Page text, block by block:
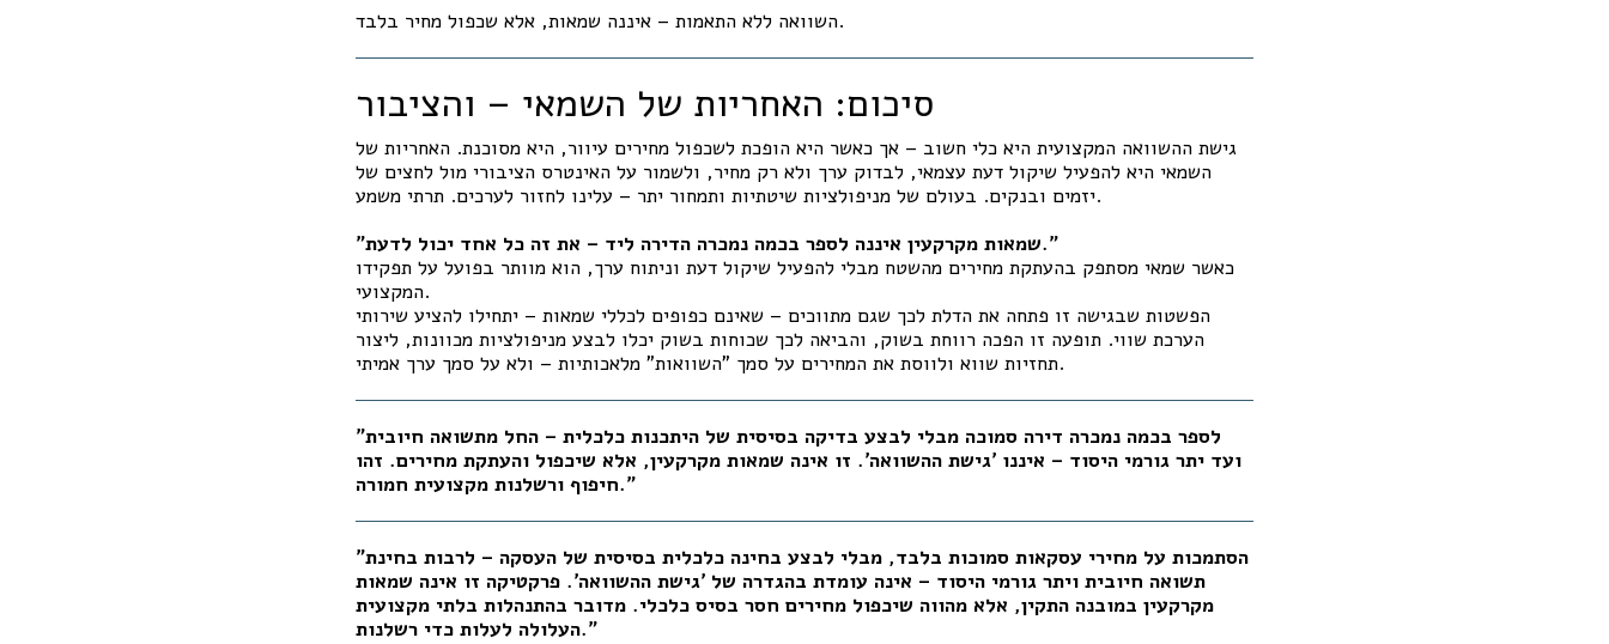
השוואה ללא התאמות – איננה שמאות, אלא שכפול מחיר בלבד.
סיכום: האחריות של השמאי – והציבור
גישת ההשוואה המקצועית היא כלי חשוב – אך כאשר היא הופכת לשכפול מחירים עיוור, היא מסוכנת. האחריות של
השמאי היא להפעיל שיקול דעת עצמאי, לבדוק ערך ולא רק מחיר, ולשמור על האינטרס הציבורי מול לחצים של
יזמים ובנקים. בעולם של מניפולציות שיטתיות ותמחור יתר – עלינו לחזור לערכים. תרתי משמע.
"שמאות מקרקעין איננה לספר בכמה נמכרה הדירה ליד – את זה כל אחד יכול לדעת."
כאשר שמאי מסתפק בהעתקת מחירים מהשטח מבלי להפעיל שיקול דעת וניתוח ערך, הוא מוותר בפועל על תפקידו
המקצועי.
הפשטות שבגישה זו פתחה את הדלת לכך שגם מתווכים – שאינם כפופים לכללי שמאות – יתחילו להציע שירותי
הערכת שווי. תופעה זו הפכה רווחת בשוק, והביאה לכך שכוחות בשוק יכלו לבצע מניפולציות מכוונות, ליצור
תחזיות שווא ולווסת את המחירים על סמך "השוואות" מלאכותיות – ולא על סמך ערך אמיתי.
"לספר בכמה נמכרה דירה סמוכה מבלי לבצע בדיקה בסיסית של היתכנות כלכלית – החל מתשואה חיובית
ועד יתר גורמי היסוד – איננו 'גישת ההשוואה'. זו אינה שמאות מקרקעין, אלא שיכפול והעתקת מחירים. זהו
חיפוף ורשלנות מקצועית חמורה."
"הסתמכות על מחירי עסקאות סמוכות בלבד, מבלי לבצע בחינה כלכלית בסיסית של העסקה – לרבות בחינת
תשואה חיובית ויתר גורמי היסוד – אינה עומדת בהגדרה של 'גישת ההשוואה'. פרקטיקה זו אינה שמאות
מקרקעין במובנה התקין, אלא מהווה שיכפול מחירים חסר בסיס כלכלי. מדובר בהתנהלות בלתי מקצועית
העלולה לעלות כדי רשלנות."